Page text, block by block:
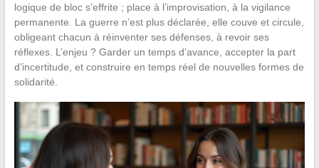
logique de bloc s’effrite ; place à l’improvisation, à la vigilance
permanente. La guerre n’est plus déclarée, elle couve et circule,
obligeant chacun à réinventer ses défenses, à revoir ses
réflexes. L’enjeu ? Garder un temps d’avance, accepter la part
d’incertitude, et construire en temps réel de nouvelles formes de
solidarité.